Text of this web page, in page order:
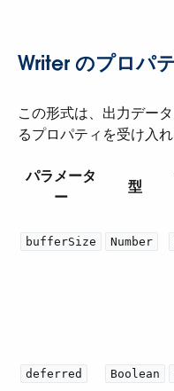
Writer のプロパ
この形式は、出力デー
るプロパティを受け入れ
パラメータ
ー
型
bufferSize Number
deferred Boolean